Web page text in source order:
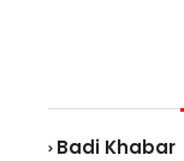
Badi Khabar